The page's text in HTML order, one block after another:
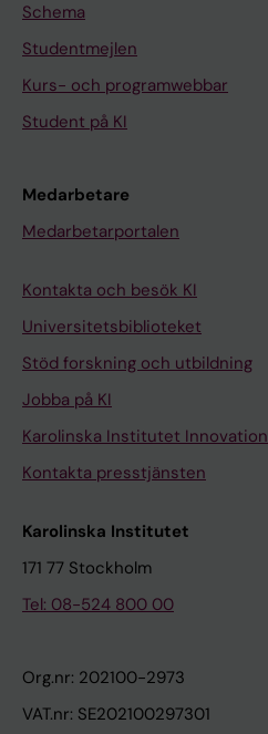
Schema
Studentmejlen
Kurs- och programwebbar
Student på KI
Medarbetare
Medarbetarportalen
Kontakta och besök KI
Universitetsbiblioteket
Stöd forskning och utbildning
Jobba på KI
Karolinska Institutet Innovation
Kontakta presstjänsten
Karolinska Institutet
171 77 Stockholm
Tel: 08-524 800 00
Org.nr: 202100-2973
VAT.nr: SE202100297301